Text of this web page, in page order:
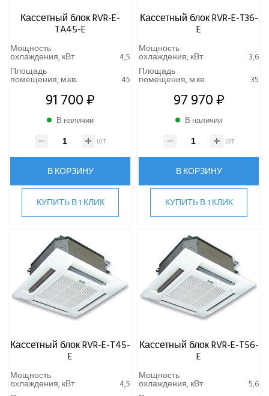
Кассетный блок RVR-E-
TA45-E
Мощность
охлаждения, кВт
4,5
Площадь
помещения, м.кв. 45
91 700 ₽
В наличии
шт
В КОРЗИНУ
КУПИТЬ В 1 КЛИК
Кассетный блок RVR-E-T36-
E
Мощность
охлаждения, кВт
3,6
Площадь
помещения, м.кв. 35
97 970 ₽
В наличии
шт
В КОРЗИНУ
КУПИТЬ В 1 КЛИК
Кассетный блок RVR-E-T45-
E
Мощность
охлаждения, кВт
4,5
Кассетный блок RVR-E-T56-
E
Мощность
охлаждения, кВт
5,6